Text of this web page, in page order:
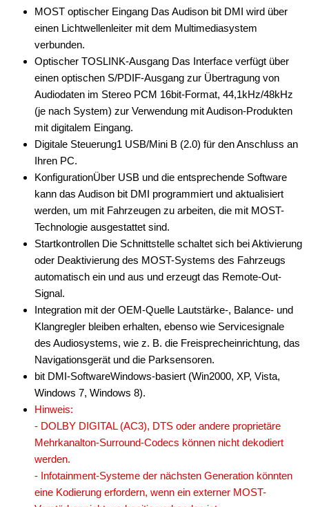
MOST optischer Eingang Das Audison bit DMI wird über
einen Lichtwellenleiter mit dem Multimediasystem
verbunden.
Optischer TOSLINK-Ausgang Das Interface verfügt über
einen optischen S/PDIF-Ausgang zur Übertragung von
Audiodaten im Stereo PCM 16bit-Format, 44,1kHz/48kHz
(je nach System) zur Verwendung mit Audison-Produkten
mit digitalem Eingang.
Digitale Steuerung1 USB/Mini B (2.0) für den Anschluss an
Ihren PC.
KonfigurationÜber USB und die entsprechende Software
kann das Audison bit DMI programmiert und aktualisiert
werden, um mit Fahrzeugen zu arbeiten, die mit MOST-
Technologie ausgestattet sind.
Startkontrollen Die Schnittstelle schaltet sich bei Aktivierung
oder Deaktivierung des MOST-Systems des Fahrzeugs
automatisch ein und aus und erzeugt das Remote-Out-
Signal.
Integration mit der OEM-Quelle Lautstärke-, Balance- und
Klangregler bleiben erhalten, ebenso wie Servicesignale
des Audiosystems, wie z. B. die Freisprecheinrichtung, das
Navigationsgerät und die Parksensoren.
bit DMI-SoftwareWindows-basiert (Win2000, XP, Vista,
Windows 7, Windows 8).
Hinweis:
- DOLBY DIGITAL (AC3), DTS oder andere proprietäre
Mehrkanalton-Surround-Codecs können nicht dekodiert
werden.
- Infotainment-Systeme der nächsten Generation könnten
eine Kodierung erfordern, wenn ein externer MOST-